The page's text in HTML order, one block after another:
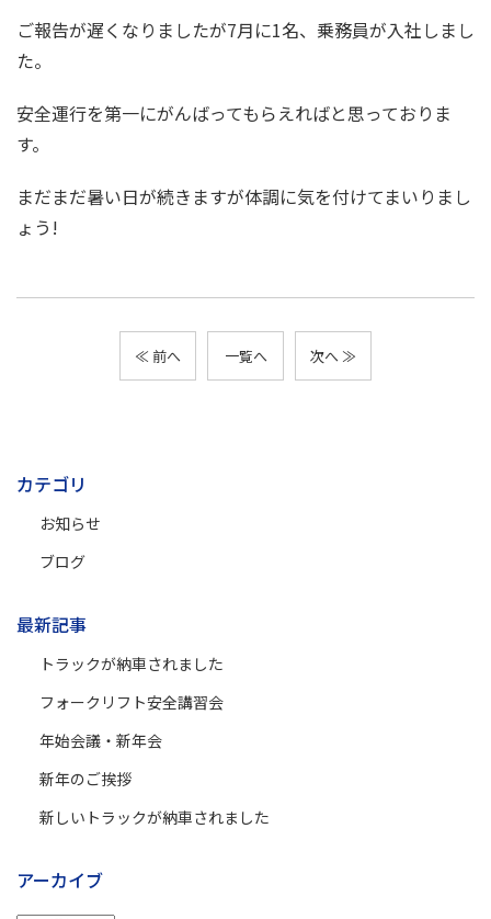
ご報告が遅くなりましたが7月に1名、乗務員が入社しまし
た。
安全運行を第一にがんばってもらえればと思っておりま
す。
まだまだ暑い日が続きますが体調に気を付けてまいりまし
ょう!
≪ 前へ 一覧へ 次へ ≫
カテゴリ
お知らせ
ブログ
最新記事
トラックが納車されました
フォークリフト安全講習会
年始会議・新年会
新年のご挨拶
新しいトラックが納車されました
アーカイブ